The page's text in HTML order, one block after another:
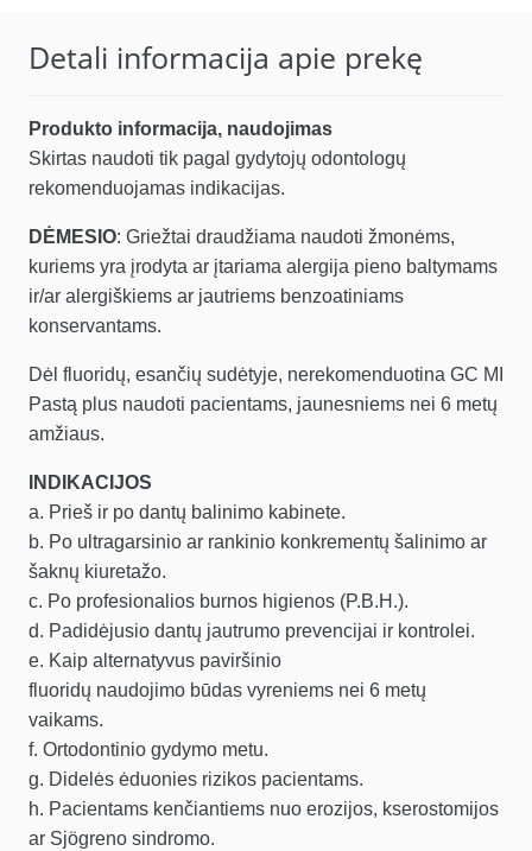
Detali informacija apie prekę
Produkto informacija, naudojimas
Skirtas naudoti tik pagal gydytojų odontologų
rekomenduojamas indikacijas.
DĖMESIO: Griežtai draudžiama naudoti žmonėms,
kuriems yra įrodyta ar įtariama alergija pieno baltymams
ir/ar alergiškiems ar jautriems benzoatiniams
konservantams.
Dėl fluoridų, esančių sudėtyje, nerekomenduotina GC MI
Pastą plus naudoti pacientams, jaunesniems nei 6 metų
amžiaus.
INDIKACIJOS
a. Prieš ir po dantų balinimo kabinete.
b. Po ultragarsinio ar rankinio konkrementų šalinimo ar
šaknų kiuretažo.
c. Po profesionalios burnos higienos (P.B.H.).
d. Padidėjusio dantų jautrumo prevencijai ir kontrolei.
e. Kaip alternatyvus paviršinio
fluoridų naudojimo būdas vyreniems nei 6 metų
vaikams.
f. Ortodontinio gydymo metu.
g. Didelės ėduonies rizikos pacientams.
h. Pacientams kenčiantiems nuo erozijos, kserostomijos
ar Sjögreno sindromo.